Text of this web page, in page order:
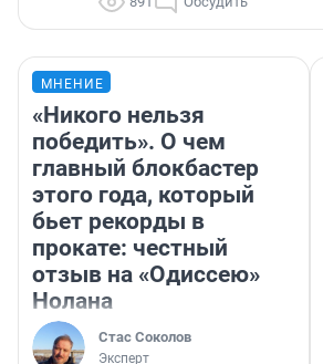
МНЕНИЕ
«Никого нельзя
победить». О чем
главный блокбастер
этого года, который
бьет рекорды в
прокате: честный
отзыв на «Одиссею»
Нолана
Стас Соколов
Эксперт